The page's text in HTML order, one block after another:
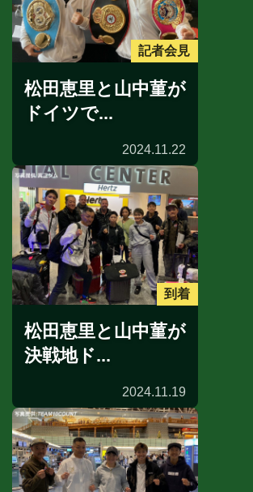
記者会見
松田恵里と山中菫が
ドイツで...
2024.11.22
到着
松田恵里と山中菫が
決戦地ド...
2024.11.19